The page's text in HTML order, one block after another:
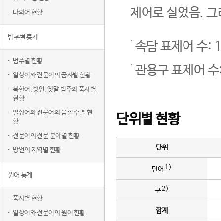
다의어 현황
범주별 통계
범주별 현황
일상어와 전문어의 품사별 현황
북한어, 방언, 옛말 범주의 품사별
현황
일상어와 전문어의 음절 수별 현
황
전문어의 전문 분야별 현황
방언의 지역별 현황
원어 통계
품사별 현황
일상어와 전문어의 원어 현황
제어로 실었음.
속담 표제어 수:
관용구 표제어
단위별 현황
단위
단어 1)
구2)
합계